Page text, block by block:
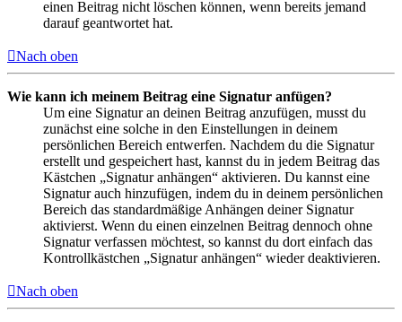
einen Beitrag nicht löschen können, wenn bereits jemand
darauf geantwortet hat.
Nach oben
Wie kann ich meinem Beitrag eine Signatur anfügen?
Um eine Signatur an deinen Beitrag anzufügen, musst du
zunächst eine solche in den Einstellungen in deinem
persönlichen Bereich entwerfen. Nachdem du die Signatur
erstellt und gespeichert hast, kannst du in jedem Beitrag das
Kästchen „Signatur anhängen“ aktivieren. Du kannst eine
Signatur auch hinzufügen, indem du in deinem persönlichen
Bereich das standardmäßige Anhängen deiner Signatur
aktivierst. Wenn du einen einzelnen Beitrag dennoch ohne
Signatur verfassen möchtest, so kannst du dort einfach das
Kontrollkästchen „Signatur anhängen“ wieder deaktivieren.
Nach oben